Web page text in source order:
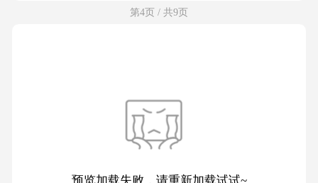
第4页 / 共9页
预览加载失败，请重新加载试试~